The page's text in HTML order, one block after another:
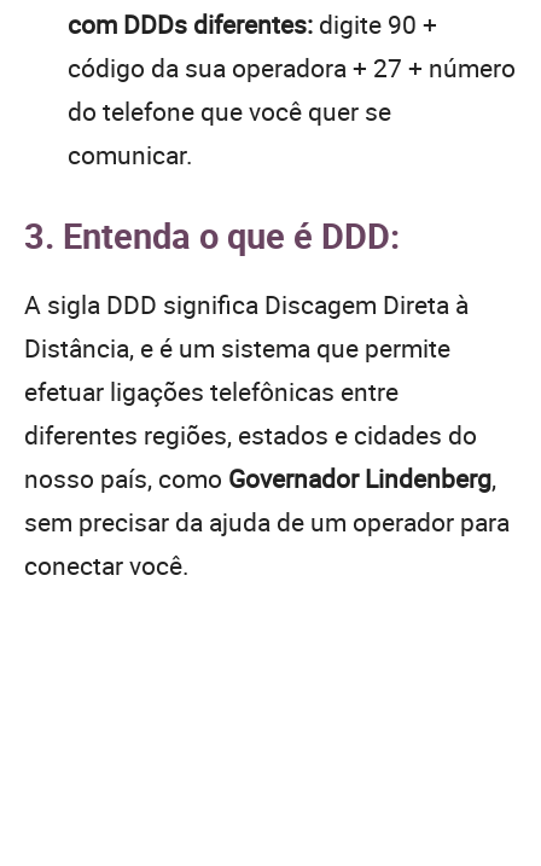
com DDDs diferentes: digite 90 +
código da sua operadora + 27 + número
do telefone que você quer se
comunicar.
3. Entenda o que é DDD:
A sigla DDD significa Discagem Direta à
Distância, e é um sistema que permite
efetuar ligações telefônicas entre
diferentes regiões, estados e cidades do
nosso país, como Governador Lindenberg,
sem precisar da ajuda de um operador para
conectar você.